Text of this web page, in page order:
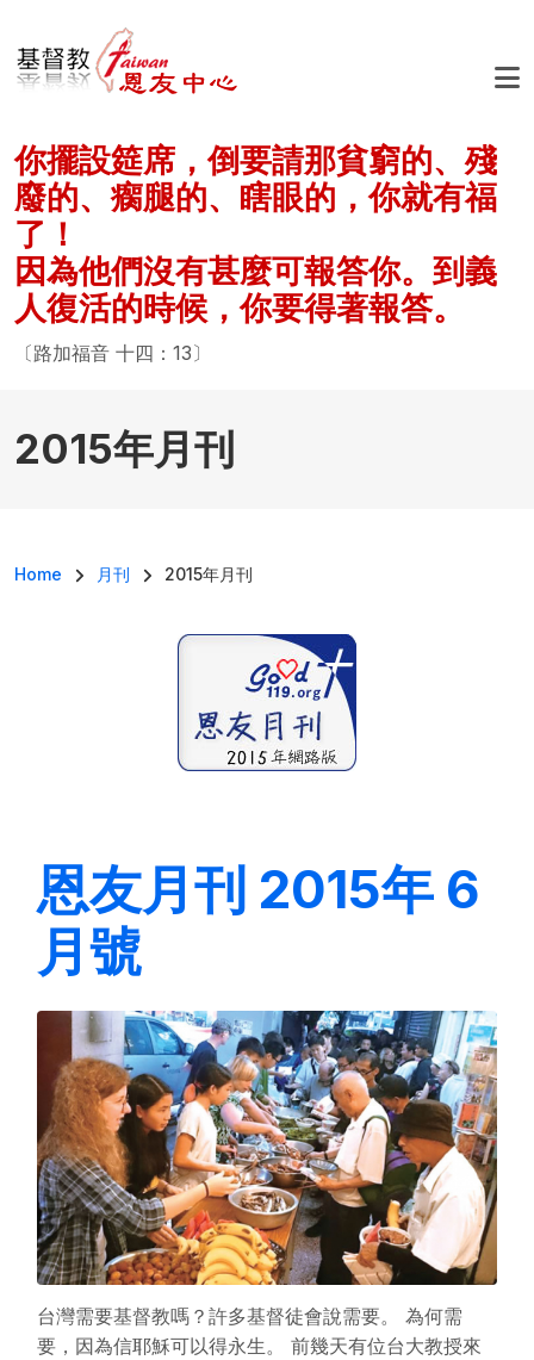
你擺設筵席，倒要請那貧窮的、殘
廢的、瘸腿的、瞎眼的，你就有福
了！
因為他們沒有甚麼可報答你。到義
人復活的時候，你要得著報答。
〔路加福音 十四：13〕
2015年月刊
導航連結
Home 月刊 2015年月刊
恩友月刊 2015年 6
月號
台灣需要基督教嗎？許多基督徒會說需要。 為何需
要，因為信耶穌可以得永生。 前幾天有位台大教授來